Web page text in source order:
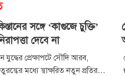
সঙ্গে ‘কাগুজে চুক্তি’
দেবে না
যুদ্ধের প্রেক্ষাপটে সৌদি আরব,
মধ্যে স্বাক্ষরিত নতুন প্রতিরক্ষা